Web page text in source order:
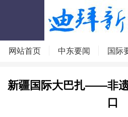
网站首页 中东要闻 国际
新疆国际大巴扎——非
口